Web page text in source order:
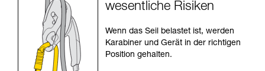
ziehen. Um diese Zusatzinformationen
verstehen zu können, müssen Sie zuerst die in
der Gebrauchsanweisung enthaltenen
Informationen richtig verstanden haben.
Die Beherrschung dieser Techniken setzt eine
entsprechende Ausbildung und ein spezielles
wesentliche Risiken
Wenn das Seil belastet ist, werden
Karabiner und Gerät in der richtigen
Position gehalten.